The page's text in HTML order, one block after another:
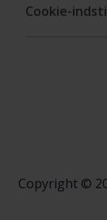
Cookie-
Copyright ©